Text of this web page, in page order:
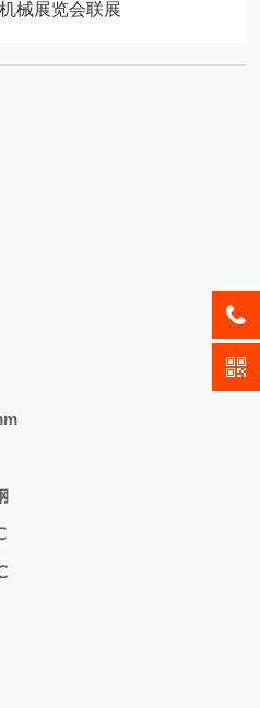
械展览会联展